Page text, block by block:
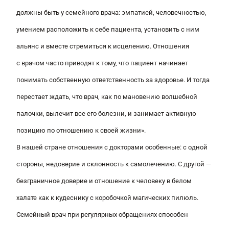
должны быть у семейного врача: эмпатией, человечностью,
умением расположить к себе пациента, установить с ним
альянс и вместе стремиться к исцелению. Отношения
с врачом часто приводят к тому, что пациент начинает
понимать собственную ответственность за здоровье. И тогда
перестает ждать, что врач, как по мановению волшебной
палочки, вылечит все его болезни, и занимает активную
позицию по отношению к своей жизни».
В нашей стране отношения с докторами особенные: с одной
стороны, недоверие и склонность к самолечению. С другой —
безграничное доверие и отношение к человеку в белом
халате как к кудеснику с коробочкой магических пилюль.
Семейный врач при регулярных обращениях способен